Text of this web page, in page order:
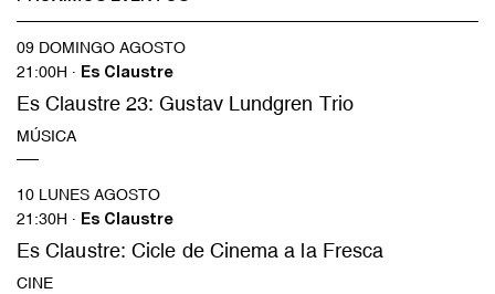
09 DOMINGO AGOSTO
21:00H · Es Claustre
Es Claustre 23: Gustav Lundgren Trio
MÚSICA
10 LUNES AGOSTO
21:30H · Es Claustre
Es Claustre: Cicle de Cinema a la Fresca
CINE